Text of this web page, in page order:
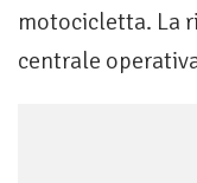
motocicletta. La
centrale